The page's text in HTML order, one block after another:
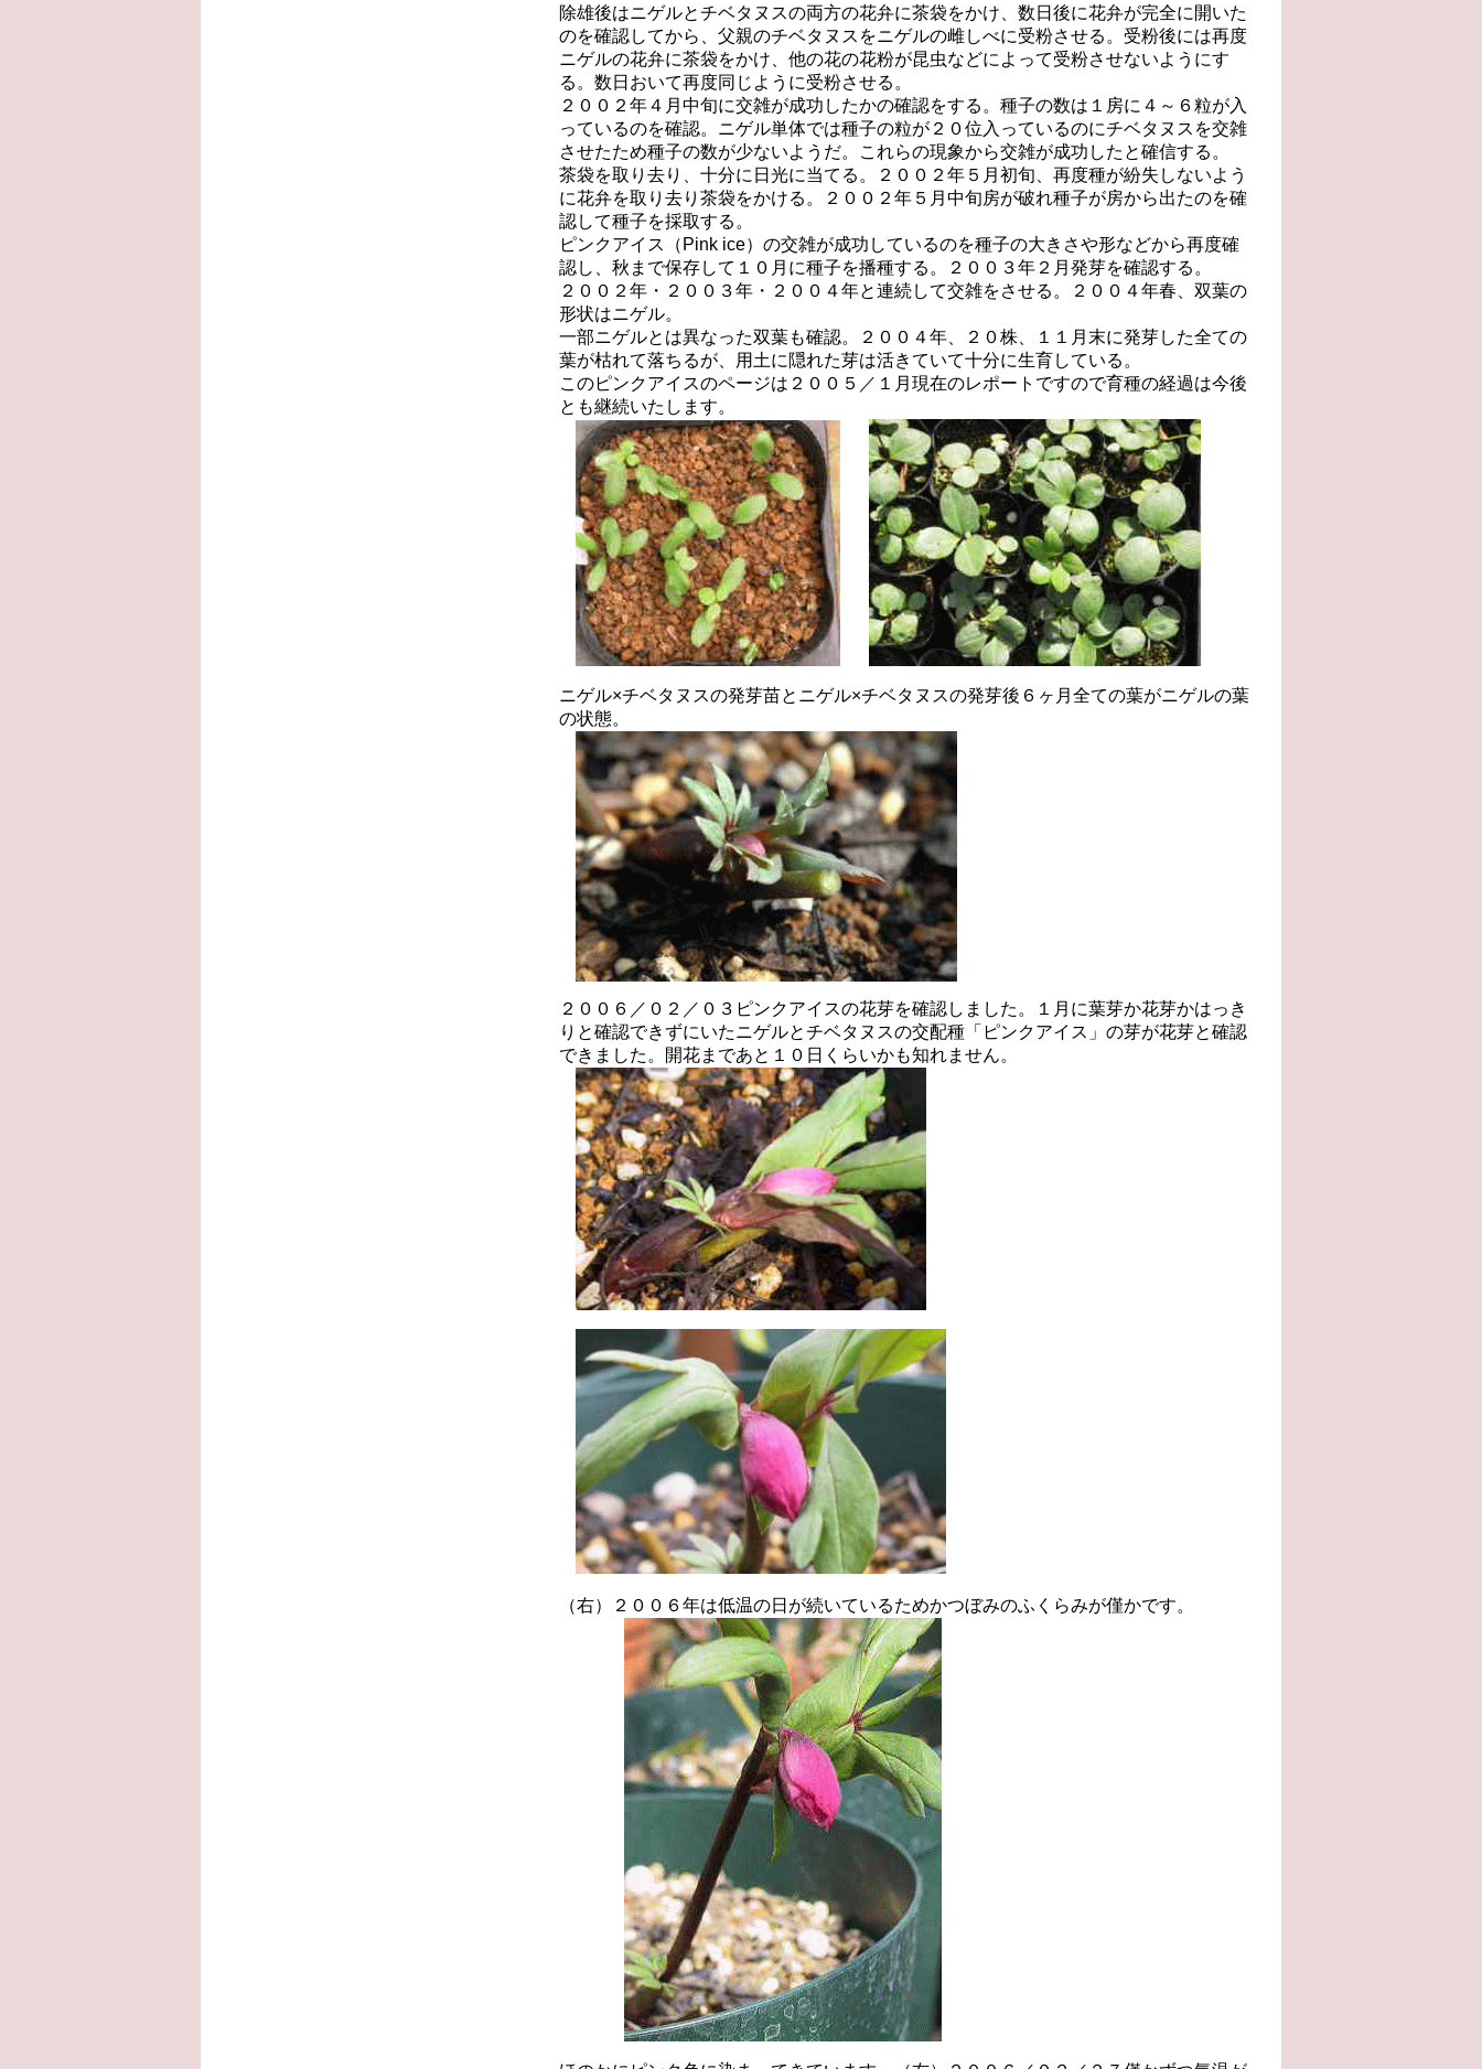
除雄後はニゲルとチベタヌスの両方の花弁に茶袋をかけ、数日後に花弁が完全に開いた
のを確認してから、父親のチベタヌスをニゲルの雌しべに受粉させる。受粉後には再度
ニゲルの花弁に茶袋をかけ、他の花の花粉が昆虫などによって受粉させないようにす
る。数日おいて再度同じように受粉させる。
２００２年４月中旬に交雑が成功したかの確認をする。種子の数は１房に４～６粒が入
っているのを確認。ニゲル単体では種子の粒が２０位入っているのにチベタヌスを交雑
させたため種子の数が少ないようだ。これらの現象から交雑が成功したと確信する。
茶袋を取り去り、十分に日光に当てる。２００２年５月初旬、再度種が紛失しないよう
に花弁を取り去り茶袋をかける。２００２年５月中旬房が破れ種子が房から出たのを確
認して種子を採取する。
ピンクアイス（Pink ice）の交雑が成功しているのを種子の大きさや形などから再度確
認し、秋まで保存して１０月に種子を播種する。２００３年２月発芽を確認する。
２００２年・２００３年・２００４年と連続して交雑をさせる。２００４年春、双葉の
形状はニゲル。
一部ニゲルとは異なった双葉も確認。２００４年、２０株、１１月末に発芽した全ての
葉が枯れて落ちるが、用土に隠れた芽は活きていて十分に生育している。
このピンクアイスのページは２００５／１月現在のレポートですので育種の経過は今後
とも継続いたします。
ニゲル×チベタヌスの発芽苗と ニゲル×チベタヌスの発芽後６ヶ月全ての葉がニゲルの葉
の状態。
２００６／０２／０３ピンクアイスの花芽を確認しました。１月に葉芽か花芽かはっき
りと確認できずにいたニゲルとチベタヌスの交配種「ピンクアイス」の芽が花芽と確認
できました。開花まであと１０日くらいかも知れません。
（右）２００６年は低温の日が続いているためかつぼみのふくらみが僅かです。